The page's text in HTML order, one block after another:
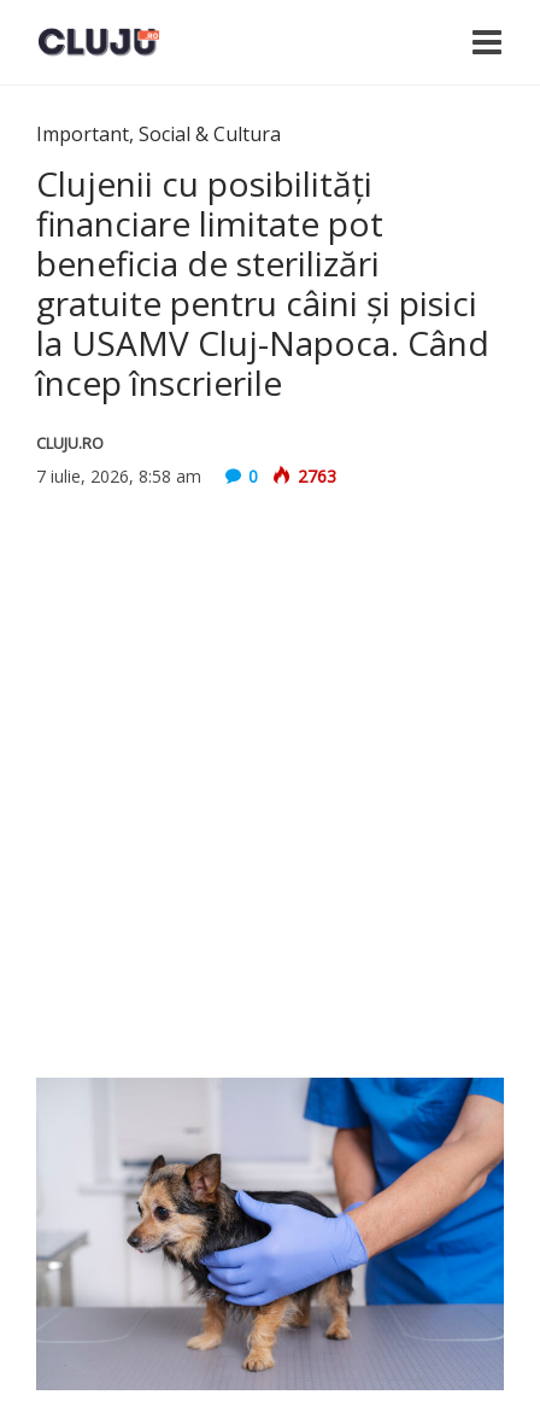
Important, Social & Cultura
Clujenii cu posibilități
financiare limitate pot
beneficia de sterilizări
gratuite pentru câini și pisici
la USAMV Cluj-Napoca. Când
încep înscrierile
CLUJU.RO
7 iulie, 2026, 8:58 am 0 2763